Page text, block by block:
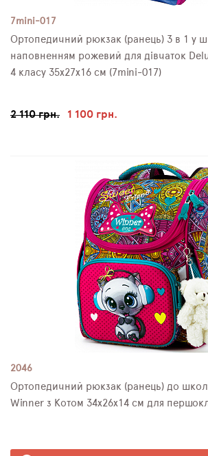
7mini-017
Ортопедичний рюкзак (ранець) 3 в 1 у
наповненням рожевий для дівчаток
4 класу 35х27х16 см (7mini-017)
2 110 грн. 1 100 грн.
2046
Ортопедичний рюкзак (ранець) до
Winner з Котом 34х26х14 см для